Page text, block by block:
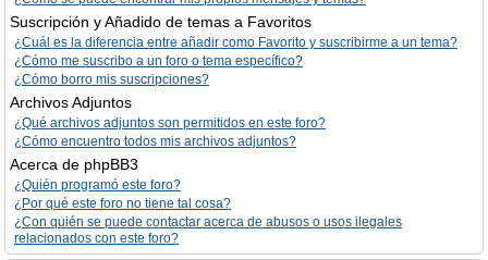
Suscripción y Añadido de temas a Favoritos
¿Cuál es la diferencia entre añadir como Favorito y suscribirme a un tema?
¿Cómo me suscribo a un foro o tema específico?
¿Cómo borro mis suscripciones?
Archivos Adjuntos
¿Qué archivos adjuntos son permitidos en este foro?
¿Cómo encuentro todos mis archivos adjuntos?
Acerca de phpBB3
¿Quién programó este foro?
¿Por qué este foro no tiene tal cosa?
¿Con quién se puede contactar acerca de abusos o usos ilegales
relacionados con este foro?